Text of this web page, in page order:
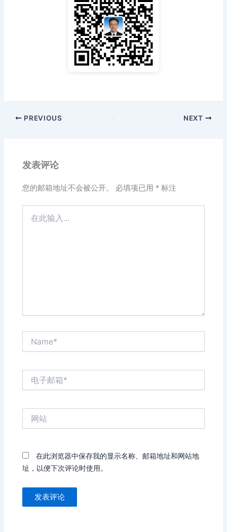
PREVIOUS NEXT
发表评论
您的邮箱地址不会被公开。 必填项已用 * 标注
在此浏览器中保存我的显示名称、邮箱地址和网站地
址，以便下次评论时使用。